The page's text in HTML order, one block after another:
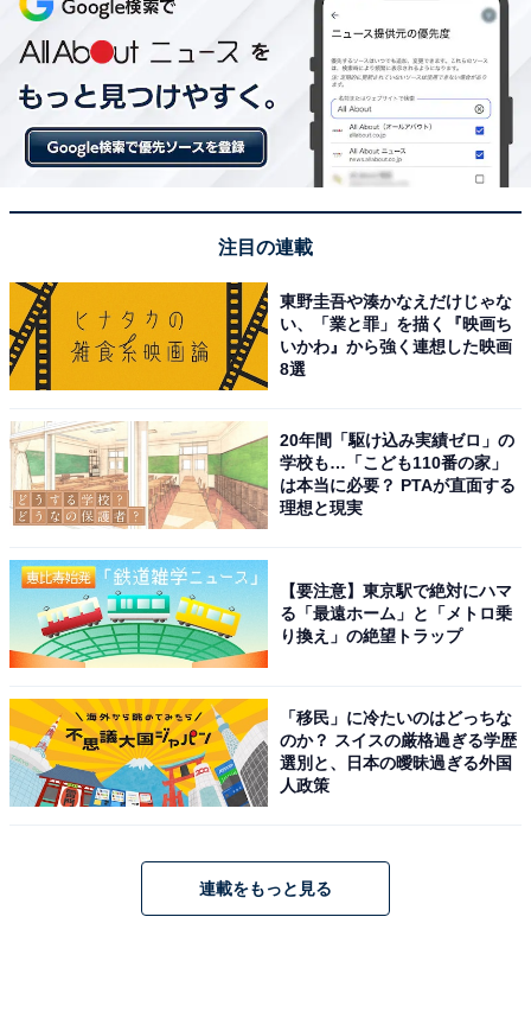
注目の連載
東野圭吾や湊かなえだけじゃな
い、「業と罪」を描く『映画ち
いかわ』から強く連想した映画
8選
20年間「駆け込み実績ゼロ」の
学校も…「こども110番の家」
は本当に必要？ PTAが直面する
理想と現実
【要注意】東京駅で絶対にハマ
る「最遠ホーム」と「メトロ乗
り換え」の絶望トラップ
「移民」に冷たいのはどっちな
のか？ スイスの厳格過ぎる学歴
選別と、日本の曖昧過ぎる外国
人政策
連載をもっと見る